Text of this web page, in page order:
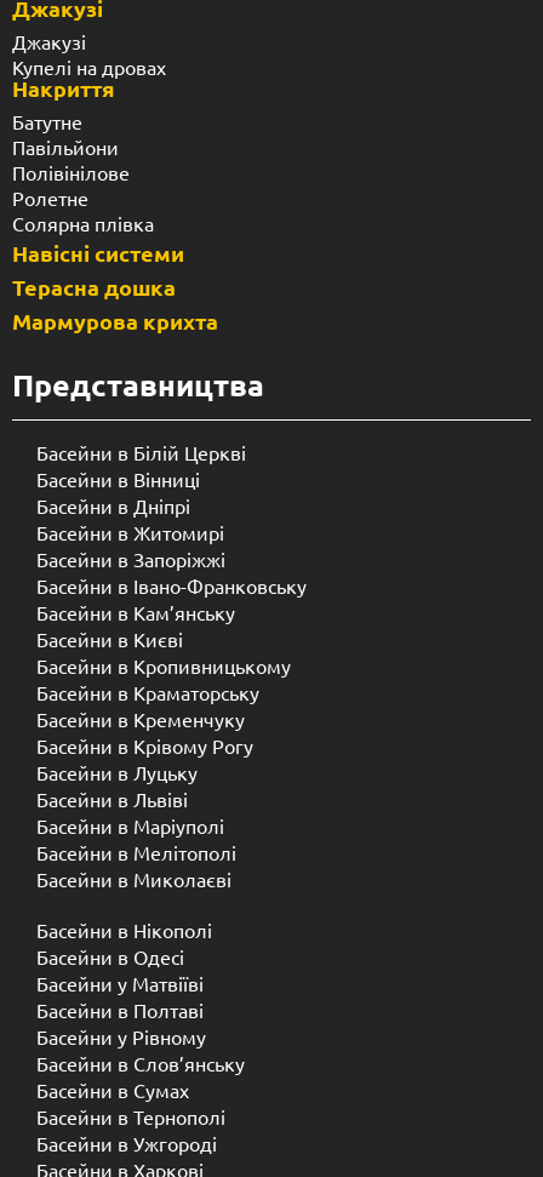
Джакузі
Джакузі
Купелі на дровах
Накриття
Батутне
Павільйони
Полівінілове
Ролетне
Солярна плівка
Навісні системи
Терасна дошка
Мармурова крихта
Представництва
Басейни в Білій Церкві
Басейни в Вінниці
Басейни в Дніпрі
Басейни в Житомирі
Басейни в Запоріжжі
Басейни в Івано-Франковську
Басейни в Кам’янську
Басейни в Києві
Басейни в Кропивницькому
Басейни в Краматорську
Басейни в Кременчуку
Басейни в Крівому Рогу
Басейни в Луцьку
Басейни в Львіві
Басейни в Маріуполі
Басейни в Мелітополі
Басейни в Миколаєві
Басейни в Нікополі
Басейни в Одесі
Басейни у Матвіїві
Басейни в Полтаві
Басейни у ​​Рівному
Басейни в Слов’янську
Басейни в Сумах
Басейни в Тернополі
Басейни в Ужгороді
Басейни в Харкові